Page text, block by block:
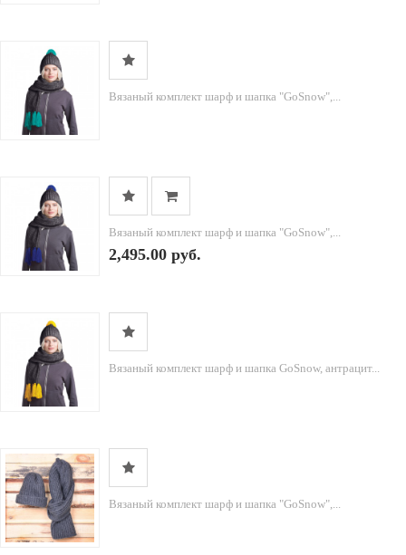
Вязаный комплект шарф и шапка "GoSnow",...
Вязаный комплект шарф и шапка "GoSnow",...
2,495.00 руб.
Вязаный комплект шарф и шапка GoSnow, антрацит...
Вязаный комплект шарф и шапка "GoSnow",...